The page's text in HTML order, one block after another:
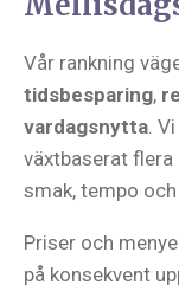
Vår rankning
tidsbesparing,
vardagsnytta .
växtbaserat
smak, tempo
Priser och
på konsekvent